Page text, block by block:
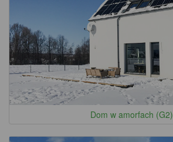
Dom w amorfach (G2)